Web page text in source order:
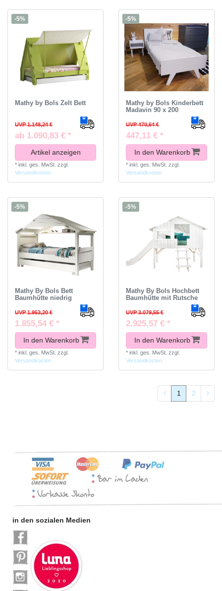
-5%
Mathy by Bols Zelt Bett
UVP 1.148,24 €
ab 1.090,83 € *
Artikel anzeigen
* inkl. ges. MwSt. zzgl.
Versandkosten
-5%
Mathy by Bols Kinderbett
Madavin 90 x 200
UVP 470,64 €
447,11 € *
In den Warenkorb
* inkl. ges. MwSt. zzgl.
Versandkosten
-5%
Mathy By Bols Bett
Baumhütte niedrig
UVP 1.953,20 €
1.855,54 € *
In den Warenkorb
* inkl. ges. MwSt. zzgl.
Versandkosten
-5%
Mathy By Bols Hochbett
Baumhütte mit Rutsche
UVP 3.079,55 €
2.925,57 € *
In den Warenkorb
* inkl. ges. MwSt. zzgl.
Versandkosten
1 2
in den sozialen Medien